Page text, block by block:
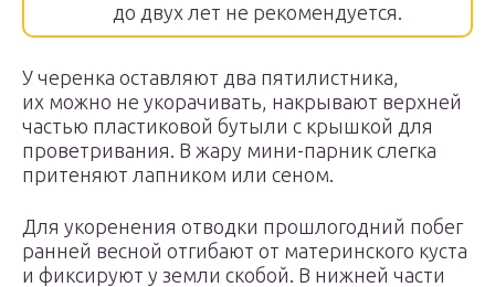
до двух лет не рекомендуется.
У черенка оставляют два пятилистника,
их можно не укорачивать, накрывают верхней
частью пластиковой бутыли с крышкой для
проветривания. В жару мини-парник слегка
притеняют лапником или сеном.
Для укоренения отводки прошлогодний побег
ранней весной отгибают от материнского куста
и фиксируют у земли скобой. В нижней части